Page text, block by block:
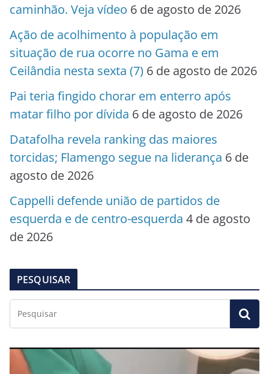
caminhão. Veja vídeo 6 de agosto de 2026
Ação de acolhimento à população em
situação de rua ocorre no Gama e em
Ceilândia nesta sexta (7) 6 de agosto de 2026
Pai teria fingido chorar em enterro após
matar filho por dívida 6 de agosto de 2026
Datafolha revela ranking das maiores
torcidas; Flamengo segue na liderança 6 de
agosto de 2026
Cappelli defende união de partidos de
esquerda e de centro-esquerda 4 de agosto
de 2026
PESQUISAR